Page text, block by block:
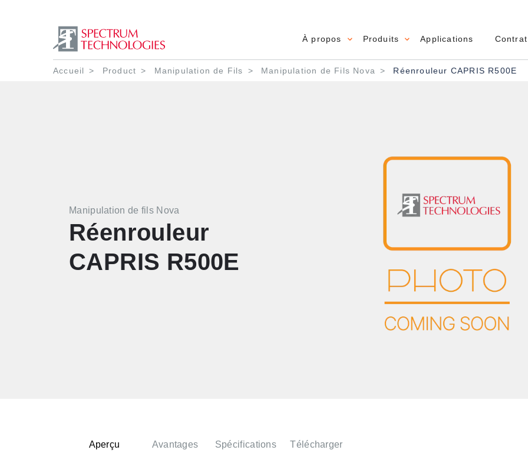
Main navigation
À propos Produits Applications Contrat
Fil d'Ariane
Accueil Product Manipulation de Fils Manipulation de Fils Nova Réenrouleur CAPRIS R500E
Manipulation de fils Nova
Réenrouleur
CAPRIS R500E
Aperçu Avantages Spécifications Télécharger